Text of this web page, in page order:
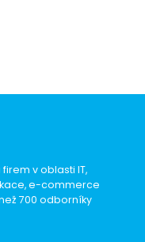
v oblasti IT,
e-commerce
700 odborníky